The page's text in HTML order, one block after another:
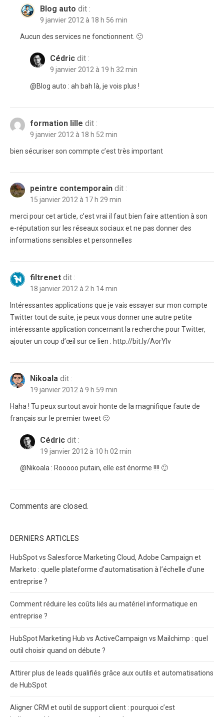
Blog auto dit :
9 janvier 2012 à 18 h 56 min
Aucun des services ne fonctionnent. 🙁
Cédric dit :
9 janvier 2012 à 19 h 32 min
@Blog auto : ah bah là, je vois plus !
formation lille dit :
9 janvier 2012 à 18 h 52 min
bien sécuriser son commpte c’est très important
peintre contemporain dit :
15 janvier 2012 à 17 h 29 min
merci pour cet article, c’est vrai il faut bien faire attention à son
e-réputation sur les réseaux sociaux et ne pas donner des
informations sensibles et personnelles
filtrenet dit :
18 janvier 2012 à 2 h 14 min
Intéressantes applications que je vais essayer sur mon compte
Twitter tout de suite, je peux vous donner une autre petite
intéressante application concernant la recherche pour Twitter,
ajouter un coup d’œil sur ce lien : http://bit.ly/AorYIv
Nikoala dit :
19 janvier 2012 à 9 h 59 min
Haha ! Tu peux surtout avoir honte de la magnifique faute de
français sur le premier tweet 🙂
Cédric dit :
19 janvier 2012 à 10 h 02 min
@Nikoala : Rooooo putain, elle est énorme !!!! 🙂
Comments are closed.
DERNIERS ARTICLES
HubSpot vs Salesforce Marketing Cloud, Adobe Campaign et
Marketo : quelle plateforme d’automatisation à l’échelle d’une
entreprise ?
Comment réduire les coûts liés au matériel informatique en
entreprise ?
HubSpot Marketing Hub vs ActiveCampaign vs Mailchimp : quel
outil choisir quand on débute ?
Attirer plus de leads qualifiés grâce aux outils et automatisations
de HubSpot
Aligner CRM et outil de support client : pourquoi c’est